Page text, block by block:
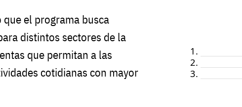
que el programa busca
distintos sectores de la
que permitan a las
cotidianas con mayor